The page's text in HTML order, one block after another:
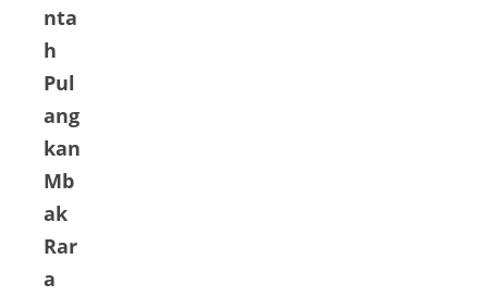
nta
h
Pul
ang
kan
Mb
ak
Rar
a